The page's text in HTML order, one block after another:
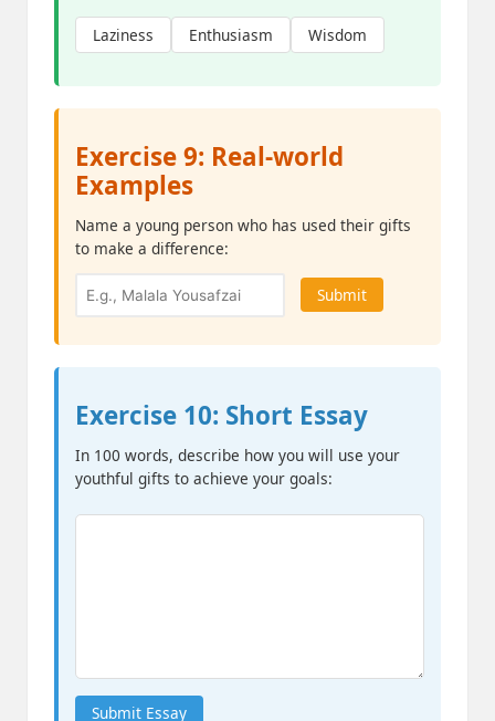
Laziness Enthusiasm Wisdom
Exercise 9: Real-world
Examples
Name a young person who has used their gifts
to make a difference:
Submit
Exercise 10: Short Essay
In 100 words, describe how you will use your
youthful gifts to achieve your goals:
Submit Essay